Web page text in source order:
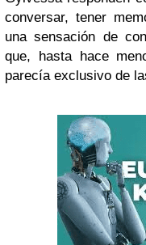
conversar, tener
una sensación de
que, hasta hace
parecía exclusivo de